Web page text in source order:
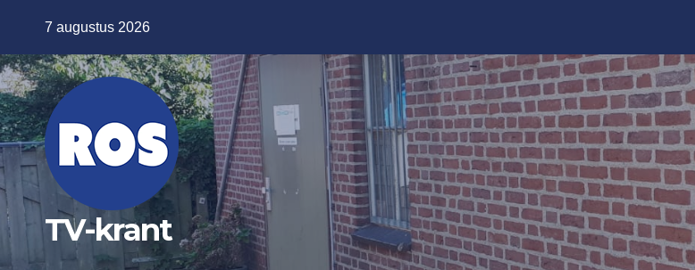
de
inhoud
7 augustus 2026
TV-krant